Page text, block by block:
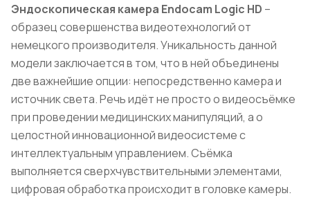
Эндоскопическая камера Endocam Logiс HD –
образец совершенства видеотехнологий от
немецкого производителя. Уникальность данной
модели заключается в том, что в ней объединены
две важнейшие опции: непосредственно камера и
источник света. Речь идёт не просто о видеосъёмке
при проведении медицинских манипуляций, а о
целостной инновационной видеосистеме с
интеллектуальным управлением. Съёмка
выполняется сверхчувствительными элементами,
цифровая обработка происходит в головке камеры.